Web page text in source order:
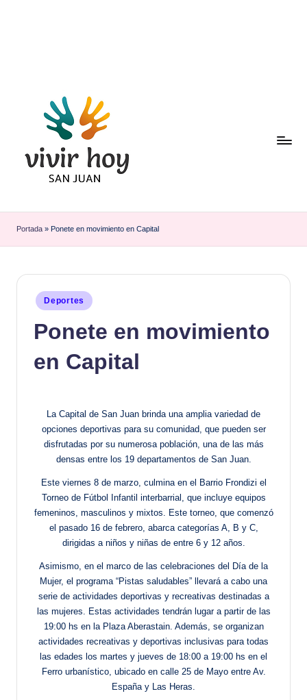
Saltar
contenido
Portada » Ponete en movimiento en Capital
Publicado
en
Deportes
Ponete en movimiento
en Capital
La Capital de San Juan brinda una amplia variedad de
opciones deportivas para su comunidad, que pueden ser
disfrutadas por su numerosa población, una de las más
densas entre los 19 departamentos de San Juan.
Este viernes 8 de marzo, culmina en el Barrio Frondizi el
Torneo de Fútbol Infantil interbarrial, que incluye equipos
femeninos, masculinos y mixtos. Este torneo, que comenzó
el pasado 16 de febrero, abarca categorías A, B y C,
dirigidas a niños y niñas de entre 6 y 12 años.
Asimismo, en el marco de las celebraciones del Día de la
Mujer, el programa “Pistas saludables” llevará a cabo una
serie de actividades deportivas y recreativas destinadas a
las mujeres. Estas actividades tendrán lugar a partir de las
19:00 hs en la Plaza Aberastain. Además, se organizan
actividades recreativas y deportivas inclusivas para todas
las edades los martes y jueves de 18:00 a 19:00 hs en el
Ferro urbanístico, ubicado en calle 25 de Mayo entre Av.
España y Las Heras.